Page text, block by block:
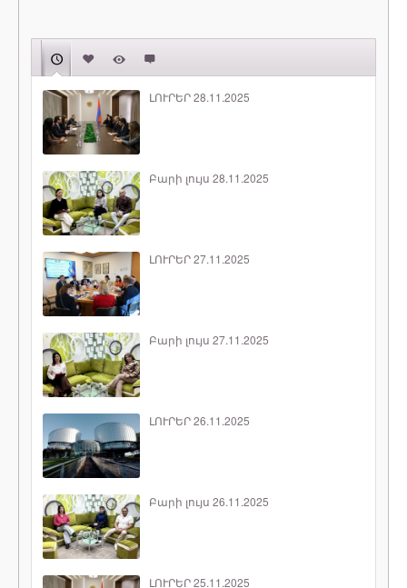
ԼՈՒՐԵՐ 28.11.2025
Բարի լույս 28.11.2025
ԼՈՒՐԵՐ 27.11.2025
Բարի լույս 27.11.2025
ԼՈՒՐԵՐ 26.11.2025
Բարի լույս 26.11.2025
ԼՈՒՐԵՐ 25.11.2025